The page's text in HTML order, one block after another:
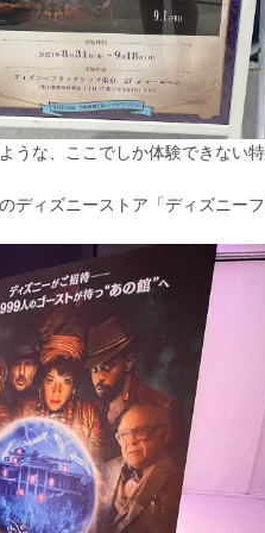
うな、ここでしか体験できない
ディズニーストア「ディズニー